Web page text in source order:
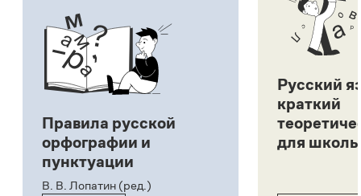
Правила русской
орфографии и
пунктуации
В. В. Лопатин (ред.)
Русский
краткий
для